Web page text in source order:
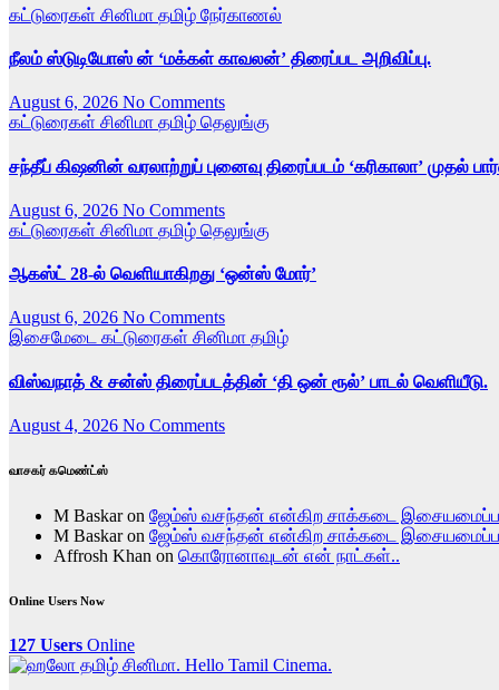
கட்டுரைகள் சினிமா தமிழ் நேர்காணல்
நீலம் ஸ்டுடியோஸ் ன் ‘மக்கள் காவலன்’ திரைப்பட அறிவிப்பு.
August 6, 2026 No Comments
கட்டுரைகள் சினிமா தமிழ் தெலுங்கு
சந்தீப் கிஷனின் வரலாற்றுப் புனைவு திரைப்படம் ‘கரிகாலா’ முதல்
August 6, 2026 No Comments
கட்டுரைகள் சினிமா தமிழ் தெலுங்கு
ஆகஸ்ட் 28-ல் வெளியாகிறது ‘ஒன்ஸ் மோர்’
August 6, 2026 No Comments
இசைமேடை கட்டுரைகள் சினிமா தமிழ்
விஸ்வநாத் & சன்ஸ் திரைப்படத்தின் ‘தி ஒன் ரூல்’ பாடல் வெளியீடு.
August 4, 2026 No Comments
வாசகர் கமெண்ட்ஸ்
M Baskaron ஜேம்ஸ் வசந்தன் என்கிற சாக்கடை
M Baskaron ஜேம்ஸ் வசந்தன் என்கிற சாக்கடை
Affrosh Khan on கொரோனாவுடன் என் நாட்கள்..
Online Users Now
127 Users Online